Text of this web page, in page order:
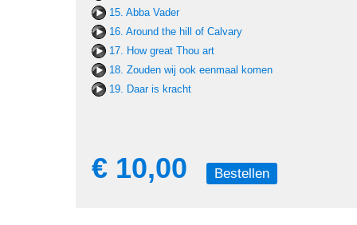
15. Abba Vader
16. Around the hill of Calvary
17. How great Thou art
18. Zouden wij ook eenmaal komen
19. Daar is kracht
€ 10,00 Bestellen